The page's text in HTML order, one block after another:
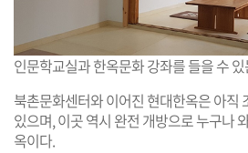
인문학교실과 한옥문화 강좌를 들을 수
북촌문화센터와 이어진 현대한옥은 아직
있으며, 이곳 역시 완전 개방으로 누구나
옥이다.